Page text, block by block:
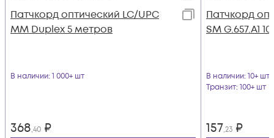
Патчкорд оптический LC/UPC
MM Duplex 5 метров
В наличии: 1 000+ шт
368,40 ₽
Патчкорд
SM G.657.A1
В наличии: 10+ шт
Транзит: 100+ шт
157,23 ₽